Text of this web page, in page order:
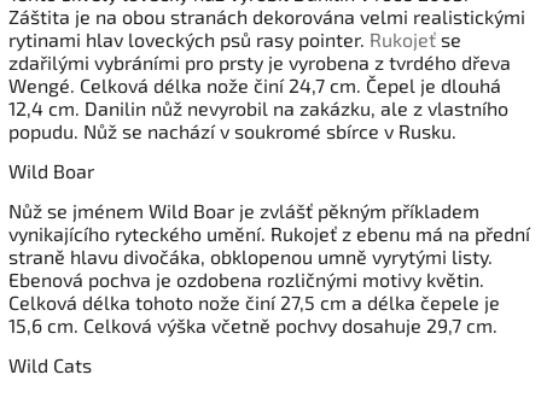
Záštita je na obou stranách dekorována velmi realistickými
rytinami hlav loveckých psů rasy pointer. Rukojeť se
zdařilými vybráními pro prsty je vyrobena z tvrdého dřeva
Wengé. Celková délka nože činí 24,7 cm. Čepel je dlouhá
12,4 cm. Danilin nůž nevyrobil na zakázku, ale z vlastního
popudu. Nůž se nachází v soukromé sbírce v Rusku.
Wild Boar
Nůž se jménem Wild Boar je zvlášť pěkným příkladem
vynikajícího ryteckého umění. Rukojeť z ebenu má na přední
straně hlavu divočáka, obklopenou umně vyrytými listy.
Ebenová pochva je ozdobena rozličnými motivy květin.
Celková délka tohoto nože činí 27,5 cm a délka čepele je
15,6 cm. Celková výška včetně pochvy dosahuje 29,7 cm.
Wild Cats